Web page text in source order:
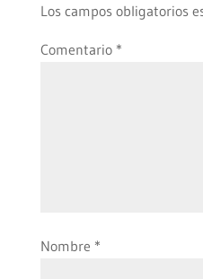
Los campos obligatorios
Comentario *
Nombre *